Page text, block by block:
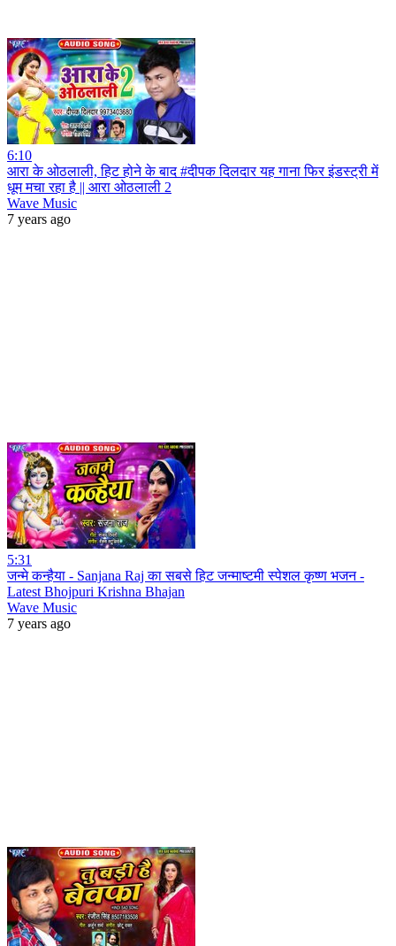
6:10
आरा के ओठलाली, हिट होने के बाद #दीपक दिलदार यह गाना फिर इंडस्ट्री में
धूम मचा रहा है || आरा ओठलाली 2
Wave Music
7 years ago
5:31
जन्मे कन्हैया - Sanjana Raj का सबसे हिट जन्माष्टमी स्पेशल कृष्ण भजन -
Latest Bhojpuri Krishna Bhajan
Wave Music
7 years ago